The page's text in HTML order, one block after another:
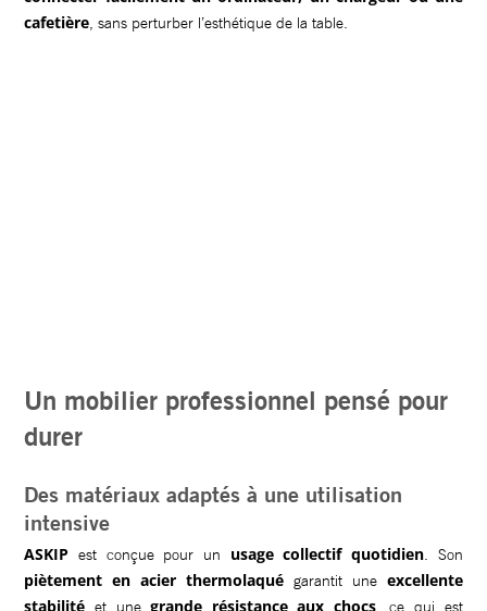
cafetière, sans perturber l’esthétique de la table.
Un mobilier professionnel pensé pour
durer
Des matériaux adaptés à une utilisation
intensive
ASKIP est conçue pour un usage collectif quotidien. Son
piètement en acier thermolaqué garantit une excellente
stabilité et unegrande résistance aux chocs, ce qui est